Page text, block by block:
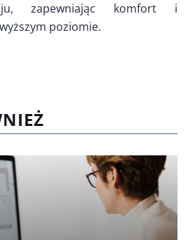
zapewniając komfort i
poziomie.